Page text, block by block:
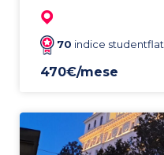
70 indice studentflat
470€/mese